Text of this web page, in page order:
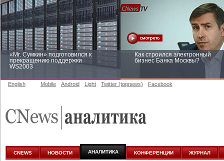
«Mr. Сумкин» подготовился к
прекращению поддержки
WS2003
Как строился электронный
бизнес Банка Москвы?
аналитике
English Mobile Android Light Twitter (topnews) Facebook
CNEWS НОВОСТИ АНАЛИТИКА КОНФЕРЕНЦИИ ЖУРНАЛ